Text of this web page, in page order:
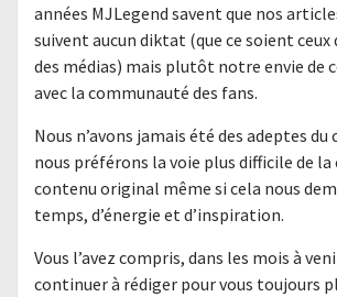
années MJLegend savent que nos
suivent aucun diktat (que ce soient ceux
des médias) mais plutôt notre envie de
avec la communauté des fans.
Nous n’avons jamais été des adeptes
nous préférons la voie plus difficile de la
contenu original même si cela nous
temps, d’énergie et d’inspiration.
Vous l’avez compris, dans les mois à
continuer à rédiger pour vous toujours